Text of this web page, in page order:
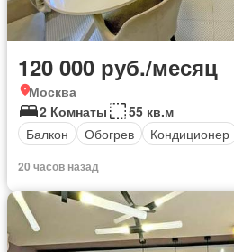
120 000 руб./месяц
Москва
2 Комнаты
55 кв.м
Балкон
Обогрев Кондиционер
20 часов назад